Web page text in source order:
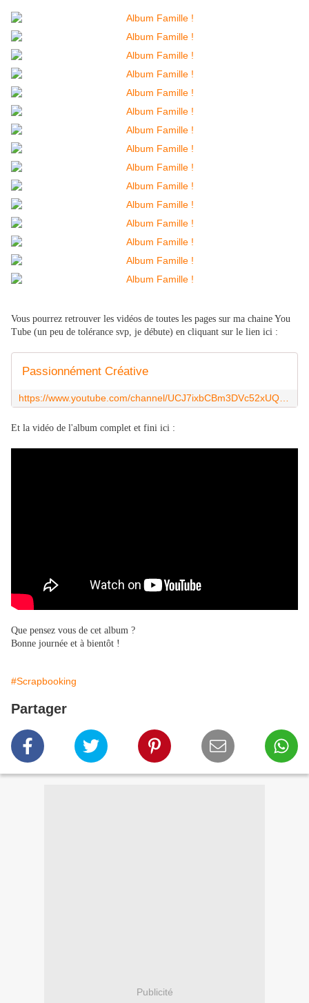
Vous pourrez retrouver les vidéos de toutes les pages sur ma chaine You
Tube (un peu de tolérance svp, je débute) en cliquant sur le lien ici :
Passionnément Créative
Et la vidéo de l'album complet et fini ici :
Que pensez vous de cet album ?
Bonne journée et à bientôt !
#Scrapbooking
Partager
Publicité